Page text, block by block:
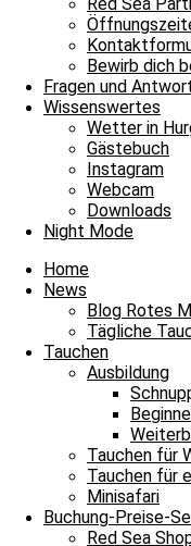
Bewirb dich
Fragen und
Wissenswertes
Wetter in
Gästebuch
Instagram
Webcam
Downloads
Night Mode
Home
News
Blog Rotes
Tägliche
Tauchen
Ausbildung
Tauchen für
Tauchen für
Minisafari
Buchung-Preise-
Red Sea
8.4 m/s
20:00
34°C
21:00
33°C